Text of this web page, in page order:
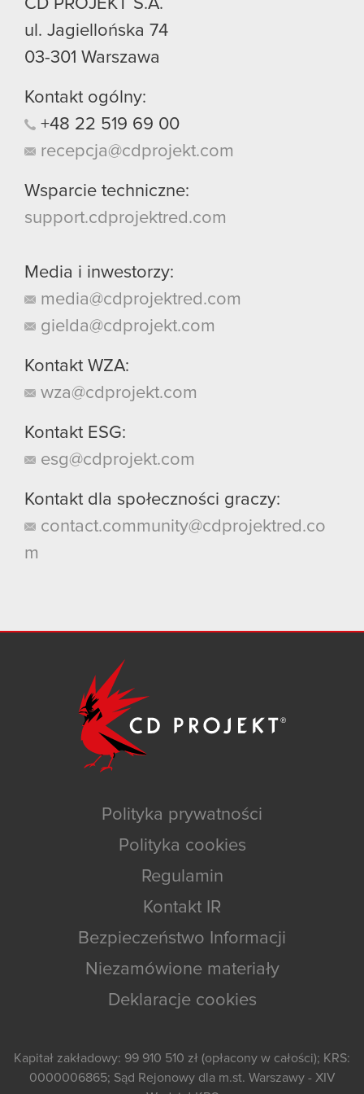
CD PROJEKT S.A.
ul. Jagiellońska 74
03-301 Warszawa
Kontakt ogólny:
+48 22 519 69 00
recepcja@cdprojekt.com
Wsparcie techniczne:
support.cdprojektred.com
Media i inwestorzy:
media@cdprojektred.com
gielda@cdprojekt.com
Kontakt WZA:
wza@cdprojekt.com
Kontakt ESG:
esg@cdprojekt.com
Kontakt dla społeczności graczy:
contact.community@cdprojektred.co
m
Polityka prywatności
Polityka cookies
Regulamin
Kontakt IR
Bezpieczeństwo Informacji
Niezamówione materiały
Deklaracje cookies
Kapitał zakładowy: 99 910 510 zł (opłacony w całości); KRS:
0000006865; Sąd Rejonowy dla m.st. Warszawy - XIV